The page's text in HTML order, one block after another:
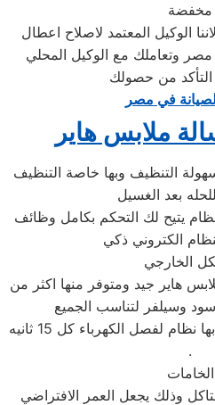
مخفضة
الوكيل المعتمد لاصلاح اعطال
وتعاملك مع الوكيل المحلي
من حصولك
في مصر
ملابس هاير
التنظيف وبها خاصة التنظيف
يتيح لك التحكم بكامل وظائف
الخارجي
هاير جيد ومتوفر منها اكثر من
نظام توفير للكهرباء متوفر بها نظام لفصل الكهرباء كل 15 ثانيه
.
الخامات
وذلك يجعل العمر الافتراضي